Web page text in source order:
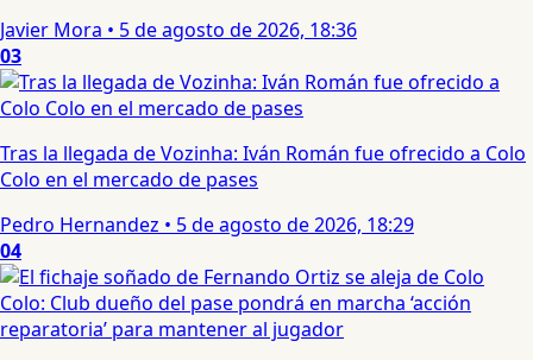
Javier Mora • 5 de agosto de 2026, 18:36
03
Tras la llegada de Vozinha: Iván Román fue ofrecido a Colo
Colo en el mercado de pases
Pedro Hernandez • 5 de agosto de 2026, 18:29
04